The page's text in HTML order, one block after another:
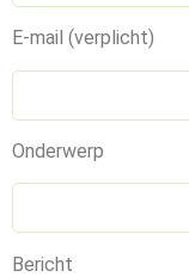
E-mail (verplicht)
Onderwerp
Bericht